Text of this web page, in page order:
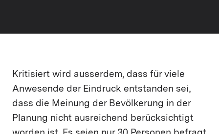
Kritisiert wird ausserdem, dass für viele
Anwesende der Eindruck entstanden sei,
dass die Meinung der Bevölkerung in der
Planung nicht ausreichend berücksichtigt